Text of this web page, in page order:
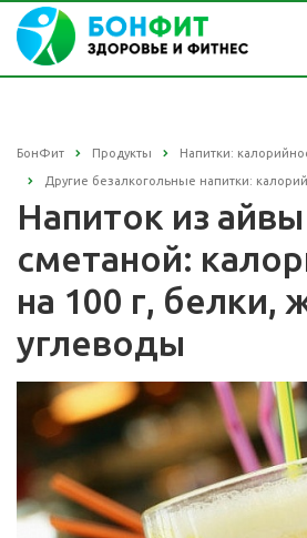
БонФит Продукты Напитки:
Другие безалкогольные напитки:
Напиток из
сметаной:
на 100 г, белки,
углеводы